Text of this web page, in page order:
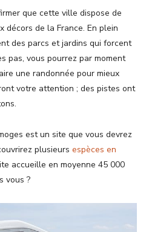
que cette ville dispose de
décors de la France. En plein
des parcs et jardins qui forcent
pas, vous pourrez par moment
une randonnée pour mieux
votre attention ; des pistes ont
est un site que vous devrez
plusieurs espèces en
accueille en moyenne 45 000
vous ?